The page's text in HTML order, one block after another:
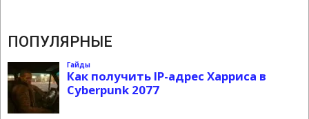
ПОПУЛЯРНЫЕ